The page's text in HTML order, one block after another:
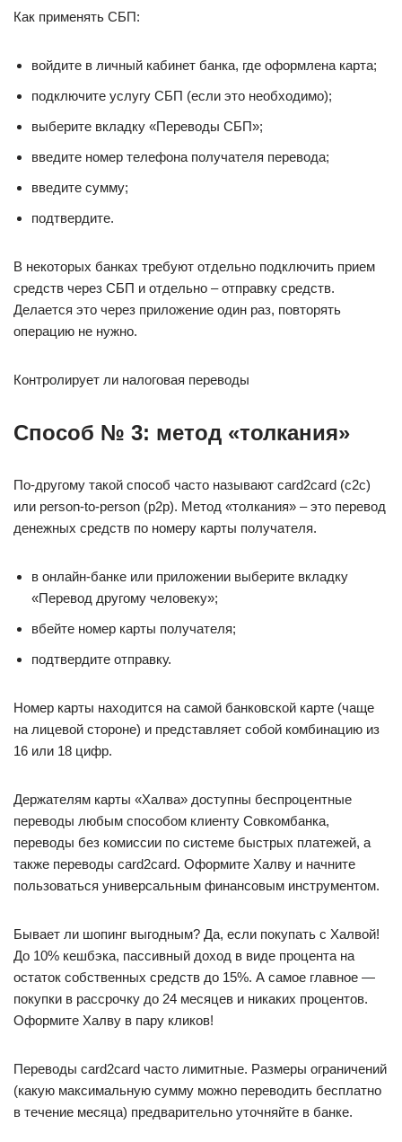
Как применять СБП:
войдите в личный кабинет банка, где оформлена карта;
подключите услугу СБП (если это необходимо);
выберите вкладку «Переводы СБП»;
введите номер телефона получателя перевода;
введите сумму;
подтвердите.
В некоторых банках требуют отдельно подключить прием
средств через СБП и отдельно – отправку средств.
Делается это через приложение один раз, повторять
операцию не нужно.
Контролирует ли налоговая переводы
Способ № 3: метод «толкания»
По-другому такой способ часто называют card2card (с2с)
или person-to-person (p2p). Метод «толкания» – это перевод
денежных средств по номеру карты получателя.
в онлайн-банке или приложении выберите вкладку
«Перевод другому человеку»;
вбейте номер карты получателя;
подтвердите отправку.
Номер карты находится на самой банковской карте (чаще
на лицевой стороне) и представляет собой комбинацию из
16 или 18 цифр.
Держателям карты «Халва» доступны беспроцентные
переводы любым способом клиенту Совкомбанка,
переводы без комиссии по системе быстрых платежей, а
также переводы card2card. Оформите Халву и начните
пользоваться универсальным финансовым инструментом.
Бывает ли шопинг выгодным? Да, если покупать с Халвой!
До 10% кешбэка, пассивный доход в виде процента на
остаток собственных средств до 15%. А самое главное —
покупки в рассрочку до 24 месяцев и никаких процентов.
Оформите Халву в пару кликов!
Переводы card2card часто лимитные. Размеры ограничений
(какую максимальную сумму можно переводить бесплатно
в течение месяца) предварительно уточняйте в банке.